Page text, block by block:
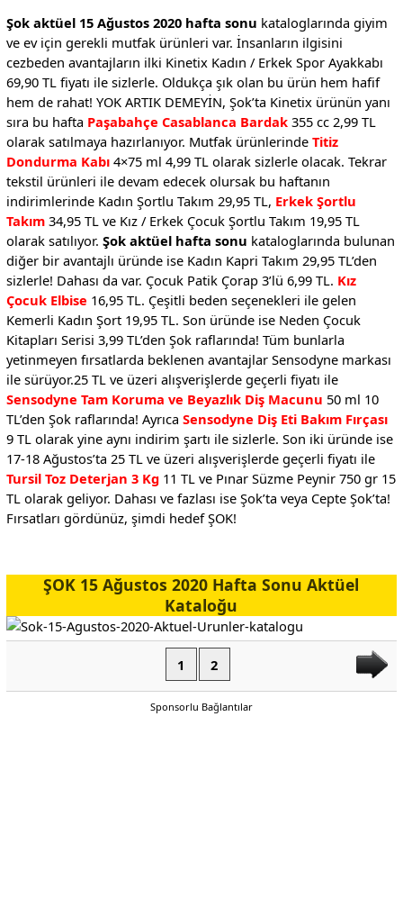
Şok aktüel 15 Ağustos 2020 hafta sonu kataloglarında giyim
ve ev için gerekli mutfak ürünleri var. İnsanların ilgisini
cezbeden avantajların ilki Kinetix Kadın / Erkek Spor Ayakkabı
69,90 TL fiyatı ile sizlerle. Oldukça şık olan bu ürün hem hafif
hem de rahat! YOK ARTIK DEMEYİN, Şok’ta Kinetix ürünün yanı
sıra bu hafta Paşabahçe Casablanca Bardak355 cc 2,99 TL
olarak satılmaya hazırlanıyor. Mutfak ürünlerinde Titiz
Dondurma Kabı 4×75 ml 4,99 TL olarak sizlerle olacak. Tekrar
tekstil ürünleri ile devam edecek olursak bu haftanın
indirimlerinde Kadın Şortlu Takım 29,95 TL, Erkek Şortlu
Takım34,95 TL ve Kız / Erkek Çocuk Şortlu Takım 19,95 TL
olarak satılıyor. Şok aktüel hafta sonu kataloglarında bulunan
diğer bir avantajlı üründe ise Kadın Kapri Takım 29,95 TL’den
sizlerle! Dahası da var. Çocuk Patik Çorap 3’lü 6,99 TL. Kız
Çocuk Elbise 16,95 TL. Çeşitli beden seçenekleri ile gelen
Kemerli Kadın Şort 19,95 TL. Son üründe ise Neden Çocuk
Kitapları Serisi 3,99 TL’den Şok raflarında! Tüm bunlarla
yetinmeyen fırsatlarda beklenen avantajlar Sensodyne markası
ile sürüyor.25 TL ve üzeri alışverişlerde geçerli fiyatı ile
Sensodyne Tam Koruma ve Beyazlık Diş Macunu 50 ml 10
TL’den Şok raflarında! Ayrıca Sensodyne Diş Eti Bakım Fırçası
9 TL olarak yine aynı indirim şartı ile sizlerle. Son iki üründe ise
17-18 Ağustos’ta 25 TL ve üzeri alışverişlerde geçerli fiyatı ile
Tursil Toz Deterjan 3 Kg11 TL ve Pınar Süzme Peynir 750 gr 15
TL olarak geliyor. Dahası ve fazlası ise Şok’ta veya Cepte Şok’ta!
Fırsatları gördünüz, şimdi hedef ŞOK!
ŞOK 15 Ağustos 2020 Hafta Sonu Aktüel
Kataloğu
1 2
Sponsorlu Bağlantılar